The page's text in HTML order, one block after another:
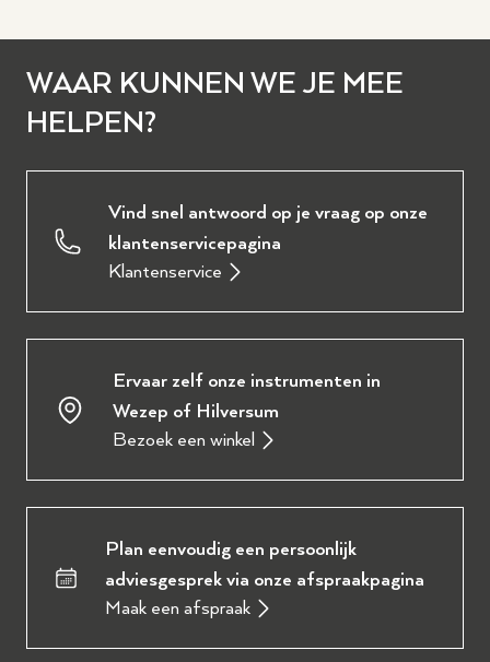
WAAR KUNNEN WE JE MEE
HELPEN?
Vind snel antwoord op je vraag op onze
klantenservicepagina
Klantenservice
Ervaar zelf onze instrumenten in
Wezep of Hilversum
Bezoek een winkel
Plan eenvoudig een persoonlijk
adviesgesprek via onze afspraakpagina
Maak een afspraak